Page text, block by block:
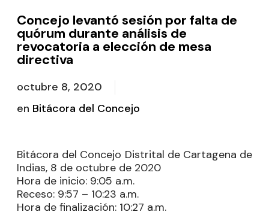
Concejo levantó sesión por falta de
quórum durante análisis de
revocatoria a elección de mesa
directiva
octubre 8, 2020
en Bitácora del Concejo
Bitácora del Concejo Distrital de Cartagena de
Indias, 8 de octubre de 2020
Hora de inicio: 9:05 a.m.
Receso: 9:57 – 10:23 a.m.
Hora de finalización: 10:27 a.m.